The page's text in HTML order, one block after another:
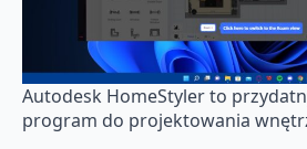
Autodesk HomeStyler to
program do projektowania